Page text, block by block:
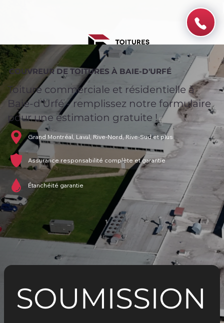
COUVREUR DE TOITURES À BAIE-D'URFÉ
Toiture commerciale et résidentielle à
Baie-d'Urfé - remplissez notre formulaire
pour une estimation gratuite !
Grand Montréal, Laval, Rive-Nord, Rive-Sud et plus
Assurance responsabilité complète et garantie
Étanchéité garantie
SOUMISSION